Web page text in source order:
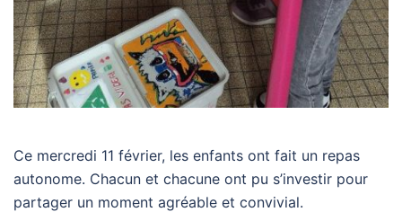
Ce mercredi 11 février, les enfants ont fait un repas
autonome. Chacun et chacune ont pu s’investir pour
partager un moment agréable et convivial.